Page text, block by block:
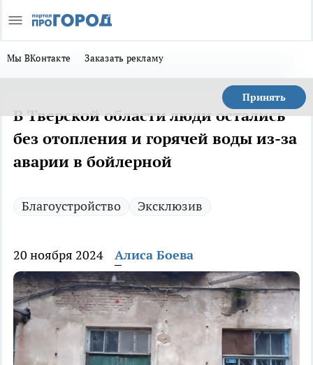
Мы ВКонтакте Заказать рекламу
Принять
В Тверской области люди остались
без отопления и горячей воды из-за
аварии в бойлерной
Благоустройство Эксклюзив
20 ноября 2024 Алиса Боева